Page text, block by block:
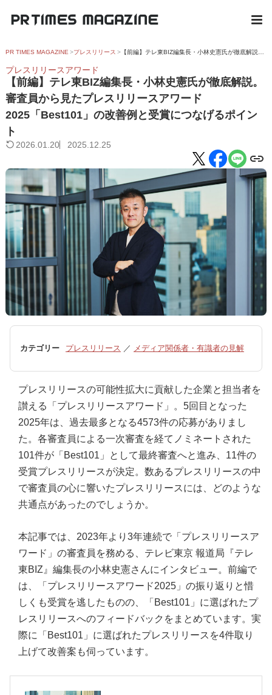
PR TIMES MAGAZINE プレスリリース
プレスリリースアワード
【前編】テレ東BIZ編集長・小林史憲氏が徹底解説。
審査員から見たプレスリリースアワード
2025「Best101」の改善例と受賞につなげるポイン
ト
2026.01.20 2025.12.25
カテゴリー プレスリリース ／ メディア関係者・有識者の見解
プレスリリースの可能性拡大に貢献した企業と担当者を
讃える「プレスリリースアワード」。5回目となった
2025年は、過去最多となる4573件の応募がありまし
た。各審査員による一次審査を経てノミネートされた
101件が「Best101」として最終審査へと進み、11件の
受賞プレスリリースが決定。数あるプレスリリースの中
で審査員の心に響いたプレスリリースには、どのような
共通点があったのでしょうか。
本記事では、2023年より3年連続で「プレスリリースア
ワード」の審査員を務める、テレビ東京 報道局『テレ
東BIZ』編集長の小林史憲さんにインタビュー。前編で
は、「プレスリリースアワード2025」の振り返りと惜
しくも受賞を逃したものの、「Best101」に選ばれたプ
レスリリースへのフィードバックをまとめています。実
際に「Best101」に選ばれたプレスリリースを4件取り
上げて改善案も伺っています。